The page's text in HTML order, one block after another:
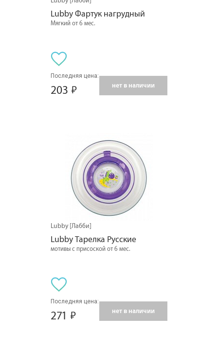
Lubby Фартук нагрудный
Мягкий от 6 мес.
Последняя цена:
203 нет в наличии
Lubby [Лабби]
Lubby Тарелка Русские
мотивы с присоской от 6 мес.
Последняя цена:
271 нет в наличии